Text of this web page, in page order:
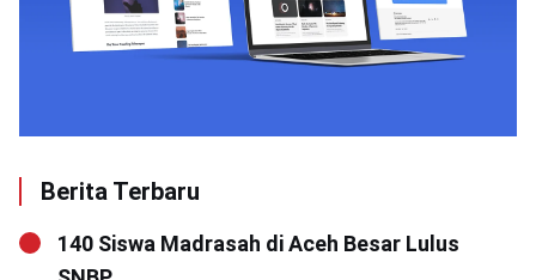
Berita Terbaru
140 Siswa Madrasah di Aceh Besar Lulus